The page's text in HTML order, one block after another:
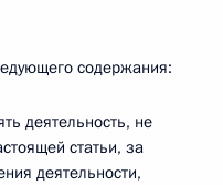
содержания:
деятельность, не
статьи, за
деятельности,